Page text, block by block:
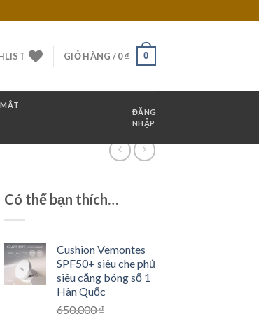
GIỎ HÀNG /0₫ 0
ĐĂNG
NHẬP
Có thể bạn thích…
Cushion Vemontes
SPF50+ siêu che phủ
siêu căng bóng số 1
Hàn Quốc
650,000₫